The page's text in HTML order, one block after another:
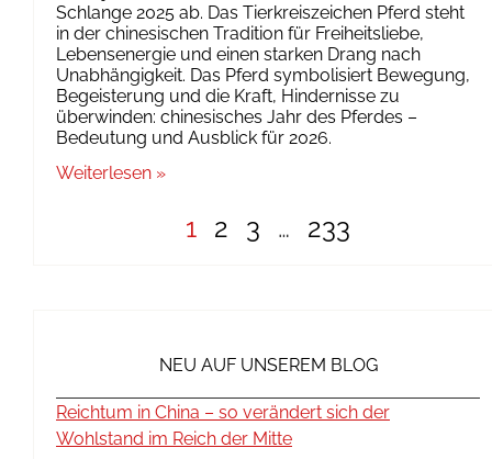
Schlange 2025 ab. Das Tierkreiszeichen Pferd steht
in der chinesischen Tradition für Freiheitsliebe,
Lebensenergie und einen starken Drang nach
Unabhängigkeit. Das Pferd symbolisiert Bewegung,
Begeisterung und die Kraft, Hindernisse zu
überwinden: chinesisches Jahr des Pferdes –
Bedeutung und Ausblick für 2026.
Weiterlesen »
1 2 3 … 233
NEU AUF UNSEREM BLOG
Reichtum in China – so verändert sich der
Wohlstand im Reich der Mitte